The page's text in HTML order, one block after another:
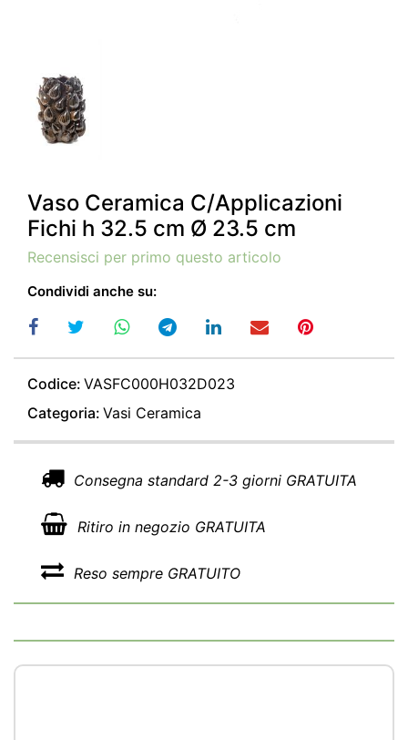
Vaso Ceramica C/Applicazioni
Fichi h 32.5 cm Ø 23.5 cm
Recensisci per primo questo articolo
Condividi anche su:
Codice: VASFC000H032D023
Categoria: Vasi Ceramica
Consegna standard 2-3 giorni GRATUITA
Ritiro in negozio GRATUITA
Reso sempre GRATUITO